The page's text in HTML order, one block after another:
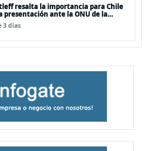
resalta la importancia para Chile
presentación ante la ONU de la
Continental Extendida del
Juan Fernández
3 días